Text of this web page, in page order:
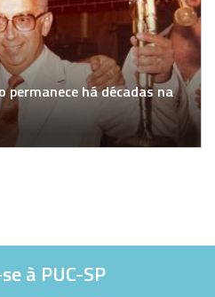
permanece há décadas na
à PUC-SP